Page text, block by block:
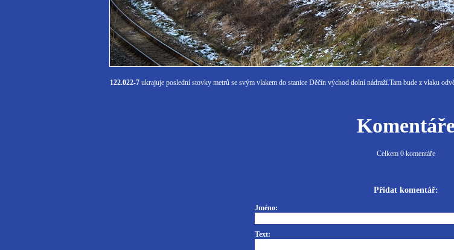
122.022-7 ukrajuje poslední stovky metrů se svým vlakem do stanice Děčín východ dolní nádraží.Tam bude z vlaku
Celkem 0 komentáře
Přidat komentář:
Jméno:
Text: